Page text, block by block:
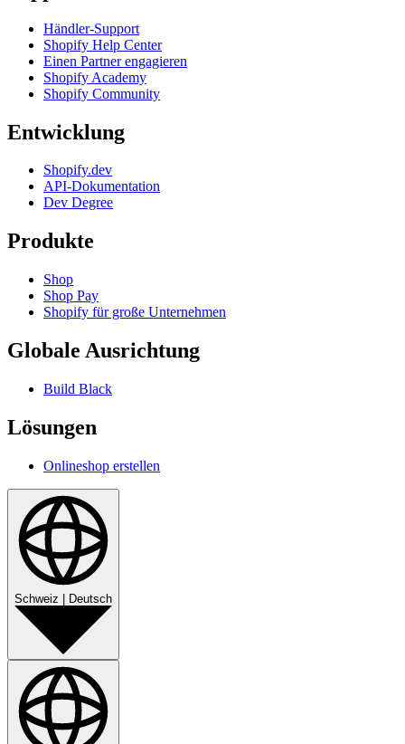
Händler-Support
Shopify Help Center
Einen Partner engagieren
Shopify Academy
Shopify Community
Entwicklung
Shopify.dev
API-Dokumentation
Dev Degree
Produkte
Shop
Shop Pay
Shopify für große Unternehmen
Globale Ausrichtung
Build Black
Lösungen
Onlineshop erstellen
Schweiz Deutsch